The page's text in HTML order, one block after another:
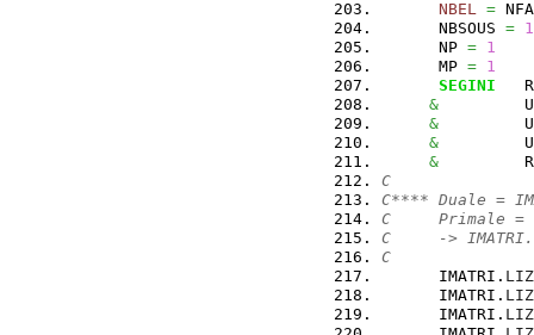
NBEL
=
      NBSOUS
= 1
      NP
= 1
      MP
= 1
SEGINI
&
&
&
&
C
C**** Duale =
C     Primale =
C     ->
C
      IMATRI.
      IMATRI.
      IMATRI.